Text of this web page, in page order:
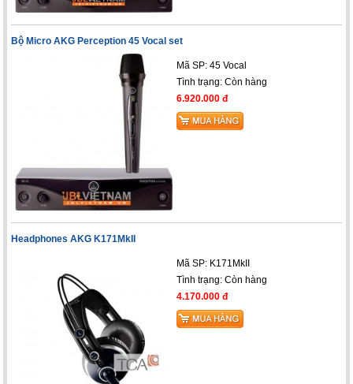
Bộ Micro AKG Perception 45 Vocal set
Mã SP: 45 Vocal
Tình trạng: Còn hàng
6.920.000 đ
Headphones AKG K171MkII
Mã SP: K171MkII
Tình trạng: Còn hàng
4.170.000 đ